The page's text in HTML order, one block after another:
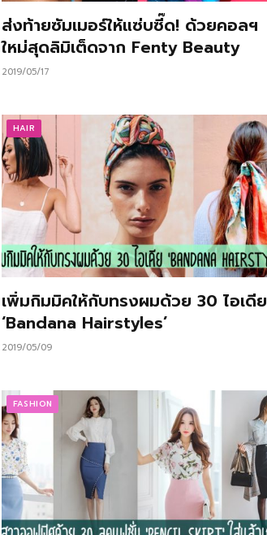
ส่งท้ายซัมเมอร์ให้แซ่บซี๊ด! ด้วยคอลฯ
ใหม่สุดลิมิเต็ดจาก Fenty Beauty
2019/05/17
HAIR
เพิ่มกิมมิคให้กับทรงผมด้วย 30 ไอเดีย
‘Bandana Hairstyles’
2019/05/09
FASHION